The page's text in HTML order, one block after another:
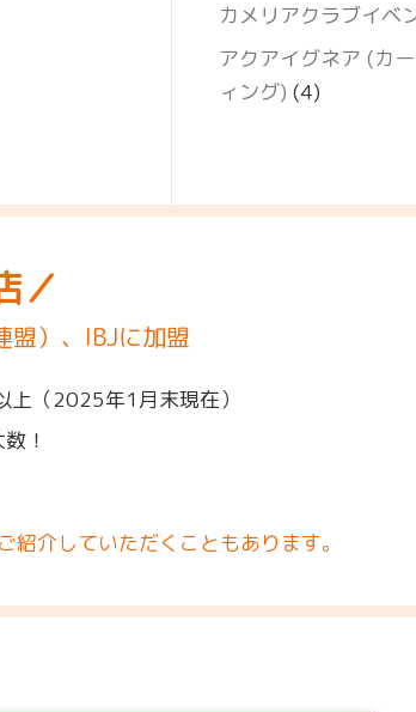
カメリアクラブイベ
アクアイグネア (カ
ィング) (4)
／
盟）、IBJに加盟
上 （2025年1月末現在）
！
介していただくこともあります。